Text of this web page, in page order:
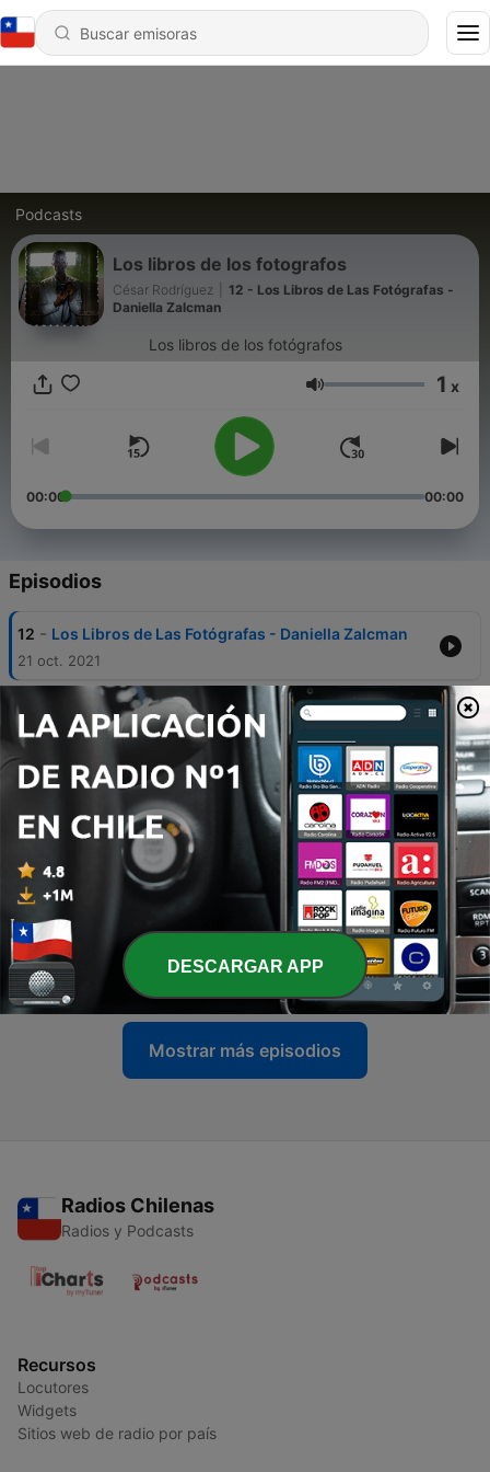
Podcasts
Los libros de los fotografos
César Rodríguez
12 - Los Libros de Las Fotógrafas -
Daniella Zalcman
Los libros de los fotógrafos
Volumen 1 x
00:00 00:00
Episodios
12 - Los Libros de Las Fotógrafas - Daniella Zalcman
21 oct. 2021
11 Los Libros de Los Fotógrafos - James Rodriguez
30 sep. 2021
10 - Los Libros de Las Fotógrafas - Meghan Dhaliwal
9 - Los Libros de Las Fotógrafas - Johis Alarcón
10 jun. 2021
Los Libros de Los Fotografos - Las
recomendaciones de nuestros entrevistados en el
2020
31 dic. 2020
Mostrar más episodios
Radios Chilenas
Radios y Podcasts
Recursos
Locutores
Widgets
Sitios web de radio por país
DESCARGAR APP